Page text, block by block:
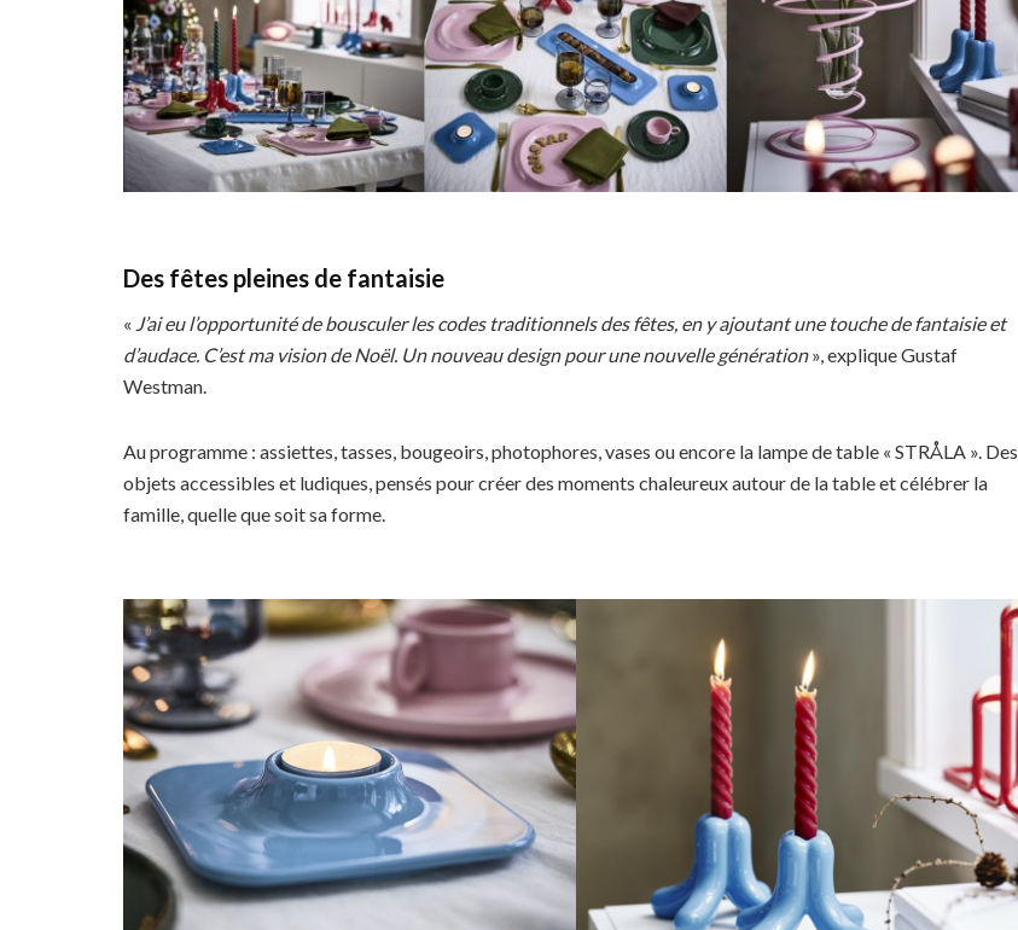
Des fêtes pleines de fantaisie
« J’ai eu l’opportunité de bousculer les codes traditionnels des fêtes, en y ajoutant une touche de fantaisie et
d’audace. C’est ma vision de Noël. Un nouveau design pour une nouvelle génération», explique Gustaf
Westman.
Au programme : assiettes, tasses, bougeoirs, photophores, vases ou encore la lampe de table « STRÅLA ». Des
objets accessibles et ludiques, pensés pour créer des moments chaleureux autour de la table et célébrer la
famille, quelle que soit sa forme.